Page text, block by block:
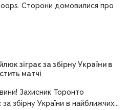
Сторони домовилися про
зіграє за збірну України в
матчі
Захисник Торонто
збірну України в найближчих...